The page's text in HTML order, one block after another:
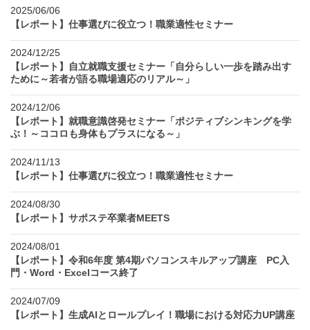
2025/06/06
【レポート】仕事選びに役立つ！職業適性セミナー
2024/12/25
【レポート】自立就職支援セミナー「自分らしい一歩を踏み出す
ために～若者が語る職場適応のリアル～」
2024/12/06
【レポート】就職意識啓発セミナー「ポジティブシンキングを学
ぶ！～ココロも身体もプラスになる～」
2024/11/13
【レポート】仕事選びに役立つ！職業適性セミナー
2024/08/30
【レポート】サポステ卒業者MEETS
2024/08/01
【レポート】令和6年度 第4期パソコンスキルアップ講座 PC入
門・Word・Excelコース終了
2024/07/09
【レポート】生成AIとロールプレイ！職場における対応力UP講座